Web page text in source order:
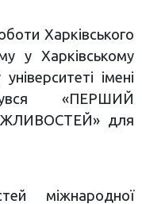
Харківського
у Харківському
імені
«ПЕРШИЙ
для
міжнародної